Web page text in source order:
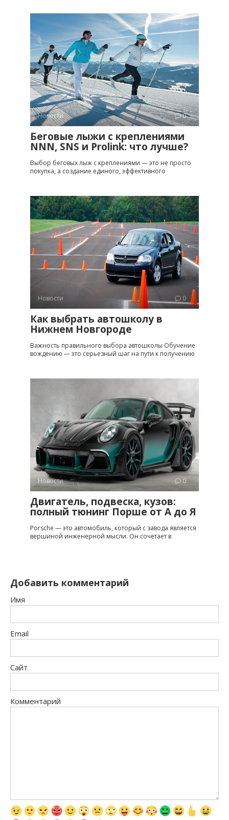
Новости 0
Беговые лыжи с креплениями
NNN, SNS и Prolink: что лучше?
Выбор беговых лыж с креплениями — это не просто
покупка, а создание единого, эффективного
Новости 0
Как выбрать автошколу в
Нижнем Новгороде
Важность правильного выбора автошколы Обучение
вождению — это серьезный шаг на пути к получению
Новости 0
Двигатель, подвеска, кузов:
полный тюнинг Порше от A до Я
Porsche — это автомобиль, который с завода является
вершиной инженерной мысли. Он сочетает в
Добавить комментарий
Имя
Email
Сайт
Комментарий